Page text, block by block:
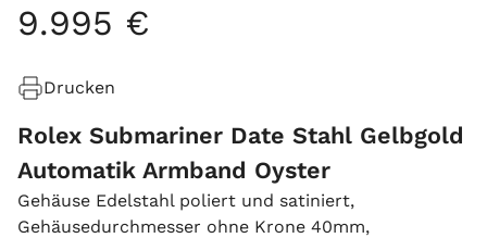
9.995 €
Drucken
Rolex Submariner Date Stahl Gelbgold
Automatik Armband Oyster
Gehäuse Edelstahl poliert und satiniert,
Gehäusedurchmesser ohne Krone 40mm,